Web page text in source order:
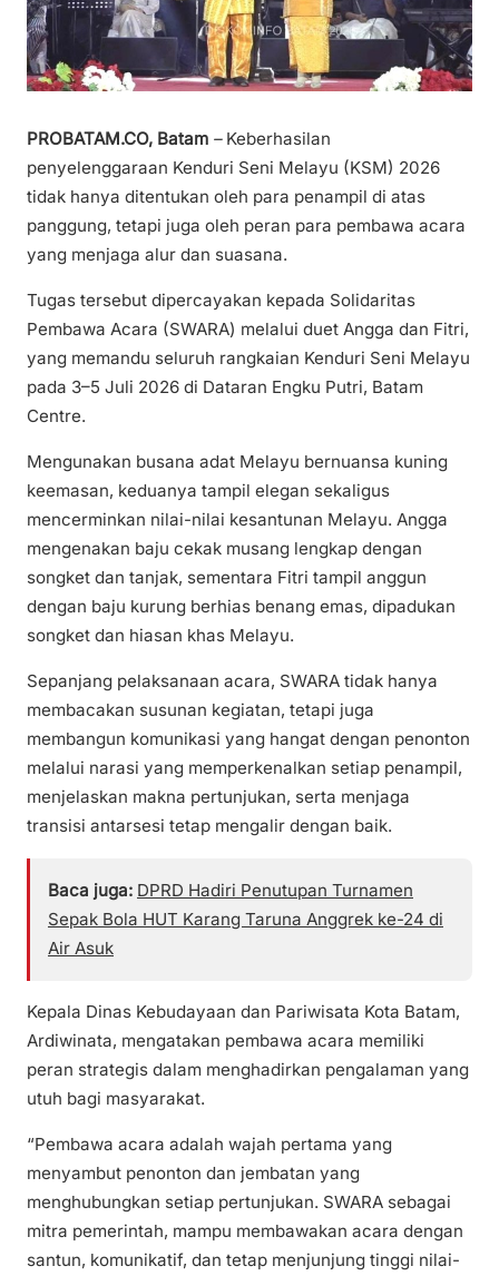
PROBATAM.CO, Batam –Keberhasilan
penyelenggaraan Kenduri Seni Melayu (KSM) 2026
tidak hanya ditentukan oleh para penampil di atas
panggung, tetapi juga oleh peran para pembawa acara
yang menjaga alur dan suasana.
Tugas tersebut dipercayakan kepada Solidaritas
Pembawa Acara (SWARA) melalui duet Angga dan Fitri,
yang memandu seluruh rangkaian Kenduri Seni Melayu
pada 3–5 Juli 2026 di Dataran Engku Putri, Batam
Centre.
Mengunakan busana adat Melayu bernuansa kuning
keemasan, keduanya tampil elegan sekaligus
mencerminkan nilai-nilai kesantunan Melayu. Angga
mengenakan baju cekak musang lengkap dengan
songket dan tanjak, sementara Fitri tampil anggun
dengan baju kurung berhias benang emas, dipadukan
songket dan hiasan khas Melayu.
Sepanjang pelaksanaan acara, SWARA tidak hanya
membacakan susunan kegiatan, tetapi juga
membangun komunikasi yang hangat dengan penonton
melalui narasi yang memperkenalkan setiap penampil,
menjelaskan makna pertunjukan, serta menjaga
transisi antarsesi tetap mengalir dengan baik.
Baca juga: DPRD Hadiri Penutupan Turnamen
Sepak Bola HUT Karang Taruna Anggrek ke-24 di
Air Asuk
Kepala Dinas Kebudayaan dan Pariwisata Kota Batam,
Ardiwinata, mengatakan pembawa acara memiliki
peran strategis dalam menghadirkan pengalaman yang
utuh bagi masyarakat.
“Pembawa acara adalah wajah pertama yang
menyambut penonton dan jembatan yang
menghubungkan setiap pertunjukan. SWARA sebagai
mitra pemerintah, mampu membawakan acara dengan
santun, komunikatif, dan tetap menjunjung tinggi nilai-